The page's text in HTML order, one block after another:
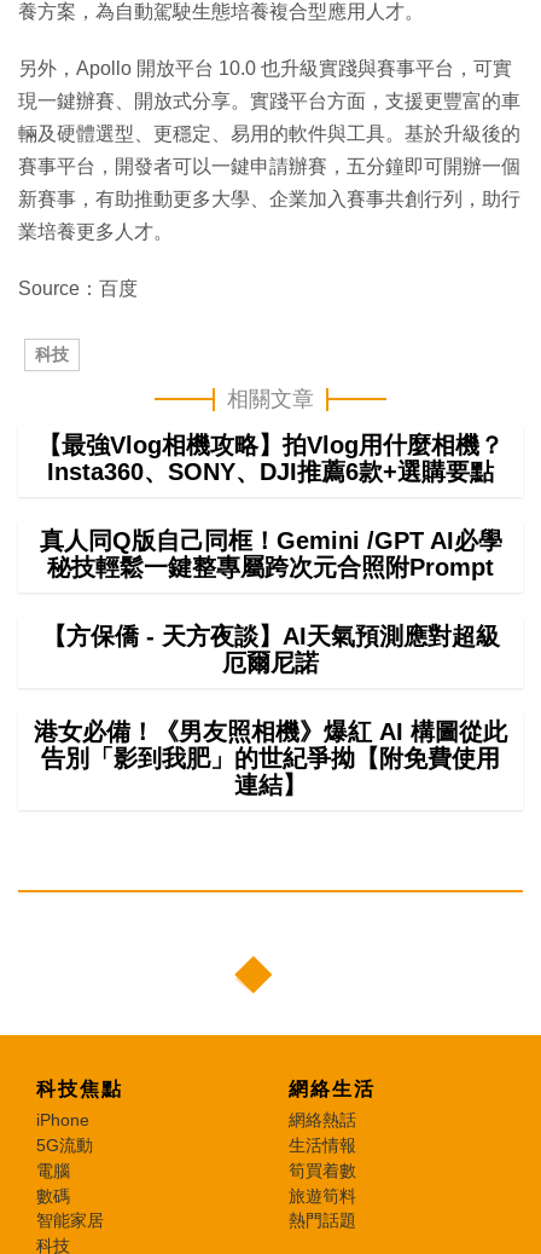
養方案，為自動駕駛生態培養複合型應用人才。
另外，Apollo 開放平台 10.0 也升級實踐與賽事平台，可實
現一鍵辦賽、開放式分享。實踐平台方面，支援更豐富的車
輛及硬體選型、更穩定、易用的軟件與工具。基於升級後的
賽事平台，開發者可以一鍵申請辦賽，五分鐘即可開辦一個
新賽事，有助推動更多大學、企業加入賽事共創行列，助行
業培養更多人才。
Source：百度
科技
相關文章
【最強Vlog相機攻略】拍Vlog用什麼相機？
Insta360、SONY、DJI推薦6款+選購要點
真人同Q版自己同框！Gemini /GPT AI必學
秘技輕鬆一鍵整專屬跨次元合照附Prompt
【方保僑 - 天方夜談】AI天氣預測應對超級
厄爾尼諾
港女必備！《男友照相機》爆紅 AI 構圖從此
告別「影到我肥」的世紀爭拗【附免費使用
連結】
科技焦點
iPhone
5G流動
電腦
數碼
智能家居
科技
網絡生活
網絡熱話
生活情報
筍買着數
旅遊筍料
熱門話題